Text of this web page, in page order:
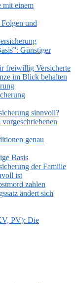
mit einem
und
Günstiger
freiwillig Versicherte
im Blick behalten
sinnvoll?
vorgeschriebenen
genau
Basis
der Familie
ist
zahlen
ändert sich
PV): Die